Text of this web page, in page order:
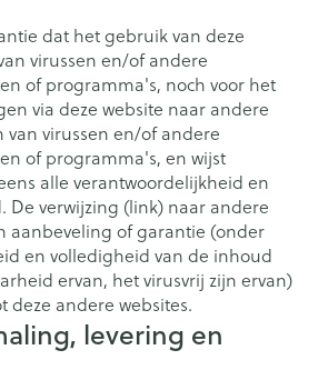
dat het gebruik van deze
virussen en/of andere
of programma's, noch voor het
via deze website naar andere
van virussen en/of andere
of programma's, en wijst
alle verantwoordelijkheid en
De verwijzing (link) naar andere
aanbeveling of garantie (onder
en volledigheid van de inhoud
ervan, het virusvrij zijn ervan)
deze andere websites.
levering en